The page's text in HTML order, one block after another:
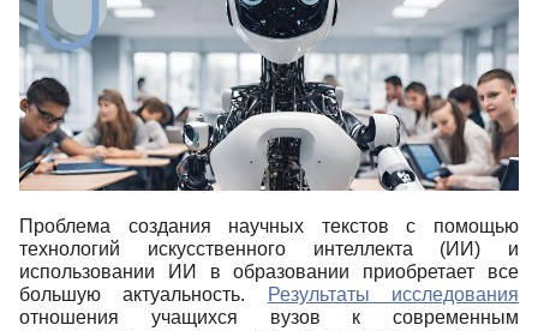
Проблема создания научных текстов с помощью
технологий искусственного интеллекта (ИИ) и
использовании ИИ в образовании приобретает все
большую актуальность.
Результаты исследования
отношения учащихся вузов к современным